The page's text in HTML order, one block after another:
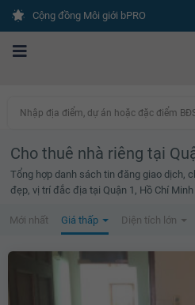
Cộng đồng Môi giới bPRO
Nhập địa điểm, dự án hoặc đặc điểm BĐS
Cho thuê nhà riêng tại
Tổng hợp danh sách tin đăng giao dịch,
đẹp, vị trí đắc địa tại Quận 1, Hồ Chí Minh
Mới nhất Giá thấp Diện tích lớn